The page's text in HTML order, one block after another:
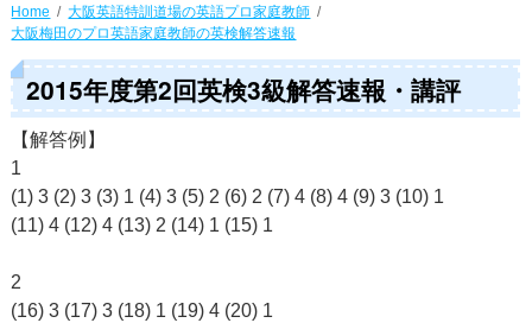
Home
大阪英語特訓道場の英語プロ家庭教師
大阪梅田のプロ英語家庭教師の英検解答速報
2015年度第2回英検3級解答速報・講評
【解答例】
1
(1) 3 (2) 3 (3) 1 (4) 3 (5) 2 (6) 2 (7) 4 (8) 4 (9) 3 (10) 1
(11) 4 (12) 4 (13) 2 (14) 1 (15) 1
2
(16) 3 (17) 3 (18) 1 (19) 4 (20) 1